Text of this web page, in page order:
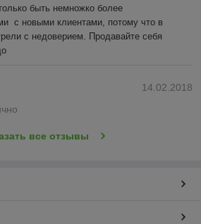
быть немножко более
с новыми клиентами, потому что в
с недоверием. Продавайте себя
14.02.2018
все отзывы